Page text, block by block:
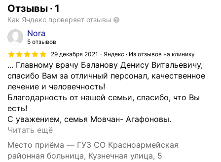
Отзывы · 1
Как Яндекс проверяет отзывы
Nora
5 отзывов
29 декабря 2021
Яндекс · Из отзывов на клинику
... Главному врачу Баланову Денису Витальевичу,
спасибо Вам за отличный персонал, качественное
лечение и человечность!
Благодарность от нашей семьи, спасибо, что Вы
есть!
С уважением, семья Мовчан- Агафоновы.
Читать ещёХ
о
Место приёма — ГУЗ СО Красноармейская
районная больница, Кузнечная улица, 5